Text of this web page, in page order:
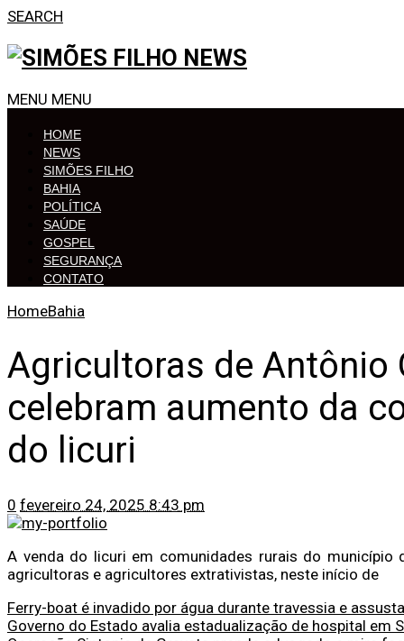
SEARCH
MENU MENU
HOME
NEWS
SIMÕES FILHO
BAHIA
POLÍTICA
SAÚDE
GOSPEL
SEGURANÇA
CONTATO
HomeBahia
Agricultoras de Antônio
celebram aumento da
do licuri
0 fevereiro 24, 2025 8:43 pm
A venda do licuri em comunidades rurais do município
agricultoras e agricultores extrativistas, neste início de
Ferry-boat é invadido por água durante travessia e
Governo do Estado avalia estadualização de hospital em